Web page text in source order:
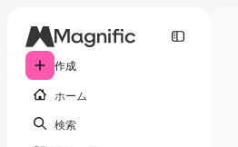
作成
ホーム
検索